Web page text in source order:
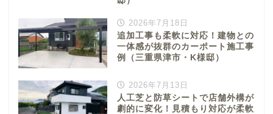
2026年7月18日
追加工事も柔軟に対応！建物との
一体感が抜群のカーポート施工事
例（三重県津市・K様邸）
2026年7月13日
人工芝と防草シートで店舗外構が
劇的に変化！見積もり対応が柔軟